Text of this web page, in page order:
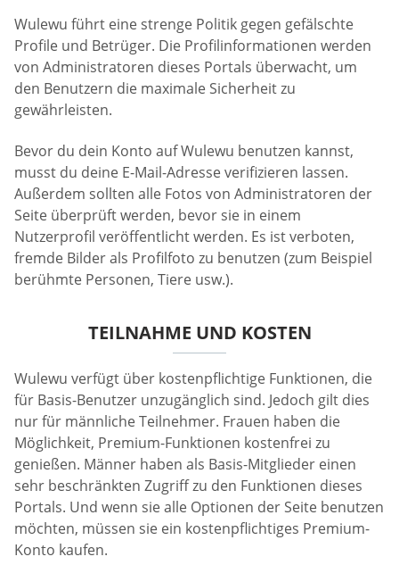
Wulewu führt eine strenge Politik gegen gefälschte
Profile und Betrüger. Die Profilinformationen werden
von Administratoren dieses Portals überwacht, um
den Benutzern die maximale Sicherheit zu
gewährleisten.
Bevor du dein Konto auf Wulewu benutzen kannst,
musst du deine E-Mail-Adresse verifizieren lassen.
Außerdem sollten alle Fotos von Administratoren der
Seite überprüft werden, bevor sie in einem
Nutzerprofil veröffentlicht werden. Es ist verboten,
fremde Bilder als Profilfoto zu benutzen (zum Beispiel
berühmte Personen, Tiere usw.).
TEILNAHME UND KOSTEN
Wulewu verfügt über kostenpflichtige Funktionen, die
für Basis-Benutzer unzugänglich sind. Jedoch gilt dies
nur für männliche Teilnehmer. Frauen haben die
Möglichkeit, Premium-Funktionen kostenfrei zu
genießen. Männer haben als Basis-Mitglieder einen
sehr beschränkten Zugriff zu den Funktionen dieses
Portals. Und wenn sie alle Optionen der Seite benutzen
möchten, müssen sie ein kostenpflichtiges Premium-
Konto kaufen.